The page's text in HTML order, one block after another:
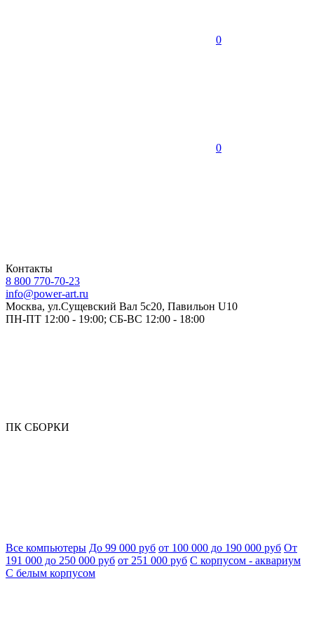
0
0
Контакты
8 800 770-70-23
info@power-art.ru
Москва, ул.Сущевский Вал 5с20, Павильон U10
ПН-ПТ 12:00 - 19:00; СБ-ВС 12:00 - 18:00
ПК СБОРКИ
Все компьютеры До 99 000 руб от 100 000 до 190 000 руб От
191 000 до 250 000 руб от 251 000 руб С корпусом - аквариум
С белым корпусом